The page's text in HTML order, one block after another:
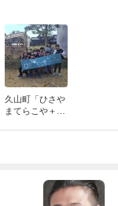
久山町「ひさや
まてらこや＋20